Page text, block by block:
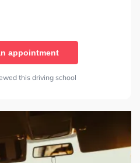
appointment
this driving school